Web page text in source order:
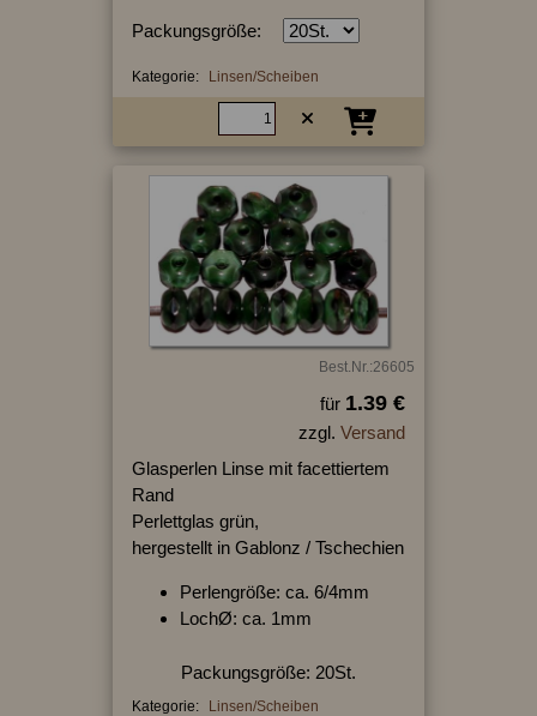
Packungsgröße:
Kategorie: Linsen/Scheiben
Best.Nr.:26605
für 1.39 €
zzgl. Versand
Glasperlen Linse mit facettiertem
Rand
Perlettglas grün,
hergestellt in Gablonz / Tschechien
Perlengröße: ca. 6/4mm
LochØ: ca. 1mm
Packungsgröße: 20St.
Kategorie: Linsen/Scheiben